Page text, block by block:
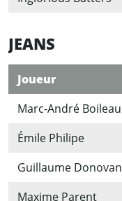
JEANS
Joueur
Marc-André Boileau
Émile Philipe
Guillaume Donovan
Maxime Parent